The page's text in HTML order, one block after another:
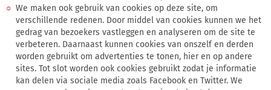
We maken ook gebruik van cookies op deze site, om
verschillende redenen. Door middel van cookies kunnen we het
gedrag van bezoekers vastleggen en analyseren om de site te
verbeteren. Daarnaast kunnen cookies van onszelf en derden
worden gebruikt om advertenties te tonen, hier en op andere
sites. Tot slot worden ook cookies gebruikt zodat je informatie
kan delen via sociale media zoals Facebook en Twitter. We